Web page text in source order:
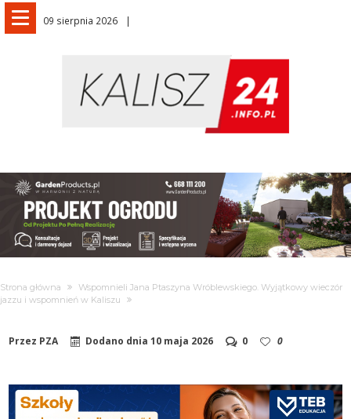
09 sierpnia 2026
Strona główna
Wspomnieli Jana Ptaszyna Wróblewskiego. Wyjątkowy wieczór
jazzu i wspomnień w Kaliszu
Przez PZA Dodano dnia10 maja 2026 0 0